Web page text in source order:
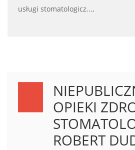
usługi stomatologicz...,
OPIEKI
ROBERT